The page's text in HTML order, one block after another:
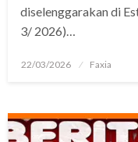
diselenggarakan di
3/ 2026)…
Posted
22/03/2026 Faxia